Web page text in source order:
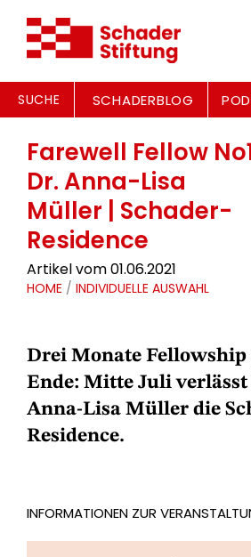
SUCHE SCHADERBLOG
Farewell Fellow
Dr. Anna-Lisa
Müller | Schader-
Residence
Artikel vom 01.06.2021
HOME / INDIVIDUELLE AUSWAHL
Drei Monate Fellowship
Ende: Mitte Juli verlässt
Anna-Lisa Müller die
Residence.
INFORMATIONEN ZUR